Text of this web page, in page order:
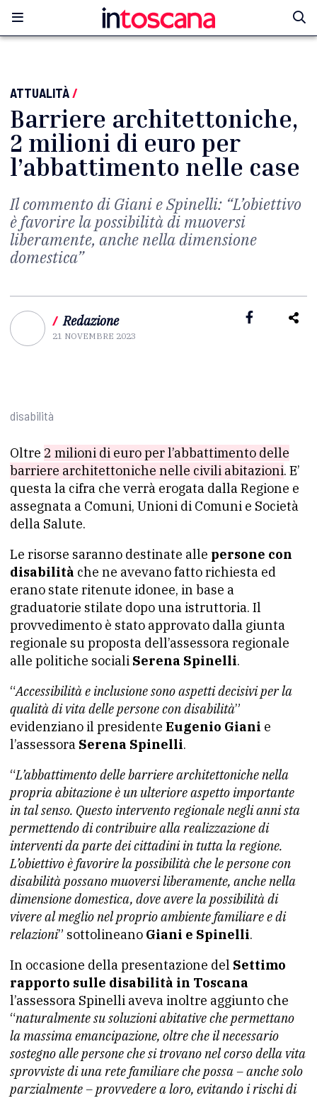
ATTUALITÀ/
Barriere architettoniche,
2 milioni di euro per
l’abbattimento nelle case
Il commento di Giani e Spinelli: “L’obiettivo
è favorire la possibilità di muoversi
liberamente, anche nella dimensione
domestica”
/ Redazione
21 NOVEMBRE 2023
disabilità
Oltre 2 milioni di euro per l’abbattimento delle
barriere architettoniche nelle civili abitazioni. E’
questa la cifra che verrà erogata dalla Regione e
assegnata a Comuni, Unioni di Comuni e Società
della Salute.
Le risorse saranno destinate alle persone con
disabilità che ne avevano fatto richiesta ed
erano state ritenute idonee, in base a
graduatorie stilate dopo una istruttoria. Il
provvedimento è stato approvato dalla giunta
regionale su proposta dell’assessora regionale
alle politiche sociali Serena Spinelli.
“Accessibilità e inclusione sono aspetti decisivi per la
qualità di vita delle persone con disabilità”
evidenziano il presidente Eugenio Giani e
l’assessora Serena Spinelli.
“L’abbattimento delle barriere architettoniche nella
propria abitazione è un ulteriore aspetto importante
in tal senso. Questo intervento regionale negli anni sta
permettendo di contribuire alla realizzazione di
interventi da parte dei cittadini in tutta la regione.
L’obiettivo è favorire la possibilità che le persone con
disabilità possano muoversi liberamente, anche nella
dimensione domestica, dove avere la possibilità di
vivere al meglio nel proprio ambiente familiare e di
relazioni” sottolineano Giani e Spinelli.
In occasione della presentazione del Settimo
rapporto sulle disabilità in Toscana
l’assessora Spinelli aveva inoltre aggiunto che
“naturalmente su soluzioni abitative che permettano
la massima emancipazione, oltre che il necessario
sostegno alle persone che si trovano nel corso della vita
sprovviste di una rete familiare che possa – anche solo
parzialmente – provvedere a loro, evitando i rischi di